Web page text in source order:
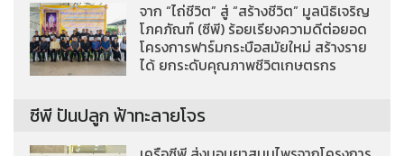
จาก “ไถ่ชีวิต” สู่ “สร้างชีวิต” มูลนิธิเจริญ
โภคภัณฑ์ (ซีพี) ร้อยเรียงความดีต่อยอด
โครงการฟาร์มกระบือสมัยใหม่ สร้างราย
ได้ ยกระดับคุณภาพชีวิตเกษตรกร
ซีพี ปันปลูก ฟ้าทะลายโจร